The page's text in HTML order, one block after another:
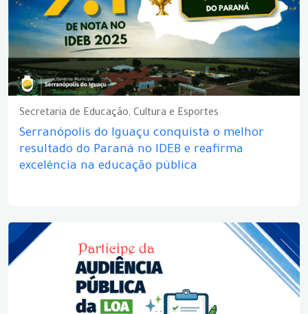
Secretaria de Educação, Cultura e Esportes
Serranópolis do Iguaçu conquista o melhor
resultado do Paraná no IDEB e reafirma
excelência na educação pública